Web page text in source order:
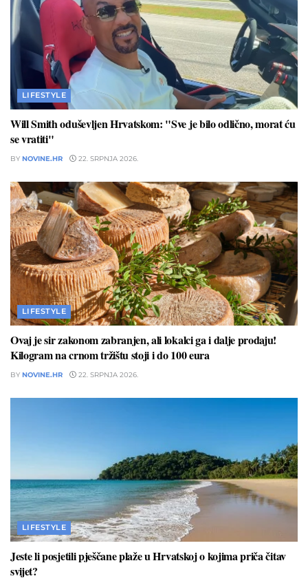
LIFESTYLE
Will Smith oduševljen Hrvatskom: "Sve je bilo odlično, morat ću
se vratiti"
BY NOVINE.HR 22. SRPNJA 2026.
LIFESTYLE
Ovaj je sir zakonom zabranjen, ali lokalci ga i dalje prodaju!
Kilogram na crnom tržištu stoji i do 100 eura
BY NOVINE.HR 22. SRPNJA 2026.
LIFESTYLE
Jeste li posjetili pješčane plaže u Hrvatskoj o kojima priča čitav
svijet?